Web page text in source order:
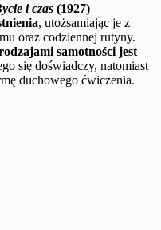
i czas (1927)
, utożsamiając je z
oraz codziennej rutyny.
samotności jest
się doświadczy, natomiast
duchowego ćwiczenia.